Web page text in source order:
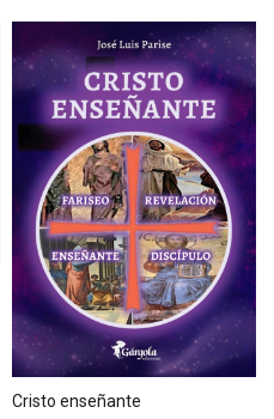
Cristo enseñante